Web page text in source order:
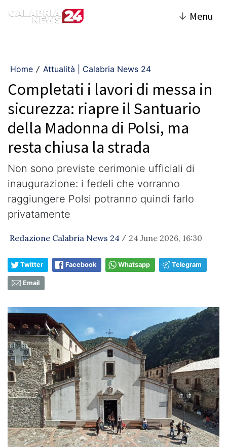
↓ Menu
Home / Attualità | Calabria News 24
Completati i lavori di messa in
sicurezza: riapre il Santuario
della Madonna di Polsi, ma
resta chiusa la strada
Non sono previste cerimonie ufficiali di
inaugurazione: i fedeli che vorranno
raggiungere Polsi potranno quindi farlo
privatamente
Redazione Calabria News 24 / 24 June 2026, 16:30
Twitter Facebook Whatsapp Telegram
Email